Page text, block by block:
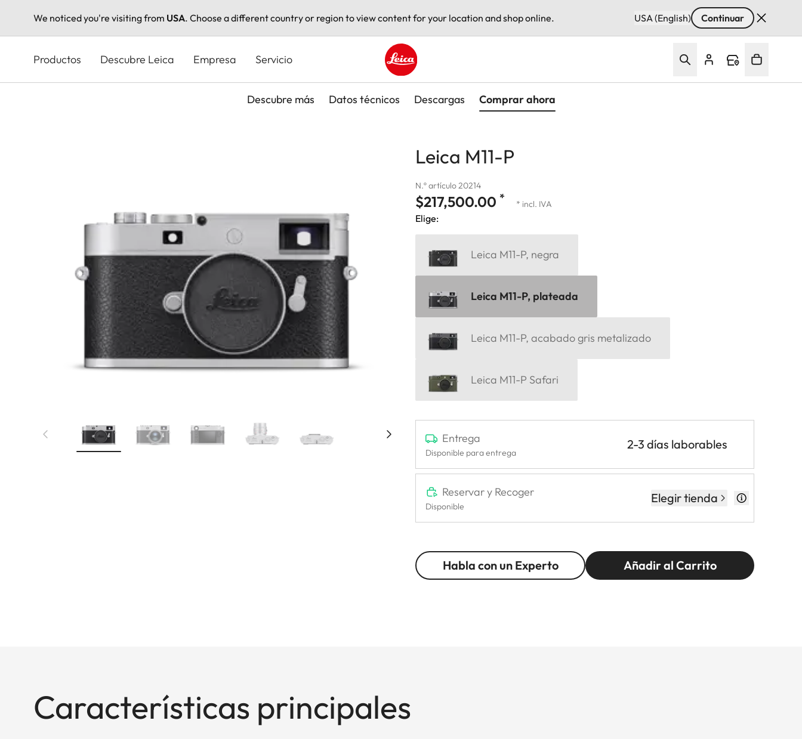
We noticed you're visiting from USA. Choose a different country or region to view content for your location and shop online. USA (English) Continuar
principal
Productos Descubre Leica Empresa Servicio
Leica logo - Home
Descubre más Datos técnicos Descargas Comprar ahora
Leica M11-P
N.º artículo 20214
$217,500.00 * * incl. IVA
Elige:
Leica M11-P, negra
Leica M11-P, plateada
Leica M11-P, acabado gris metalizado
Leica M11-P Safari
Entrega
Disponible para entrega
2-3 días laborables
Reservar y Recoger
Disponible
Elegir tienda
Habla con un Experto Añadir al Carrito
Características principales